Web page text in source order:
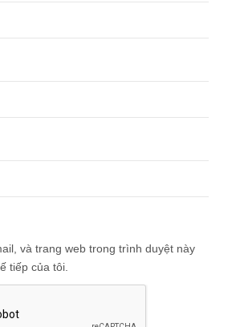
và trang web trong trình duyệt này
tiếp của tôi.